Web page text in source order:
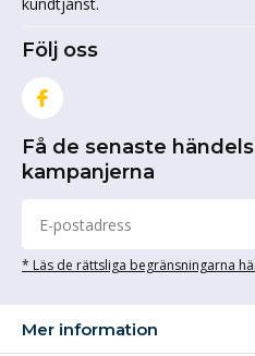
Följ oss
Få de senaste
kampanjerna
* Läs de rättsliga begränsningarna
Mer information